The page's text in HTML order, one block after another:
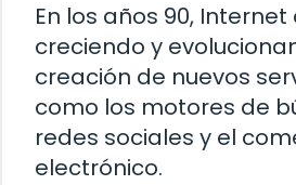
En los años 90,
creciendo y
creación de nuevos
como los motores de
redes sociales y el
electrónico.